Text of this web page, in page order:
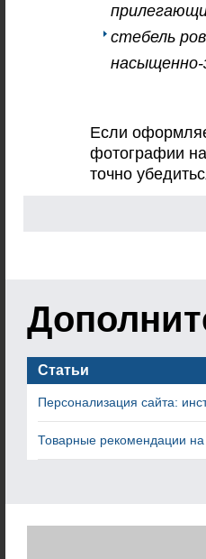
стебель
Если
фотографии
точно
Статьи
Персонализация сайта:
Товарные рекомендации на